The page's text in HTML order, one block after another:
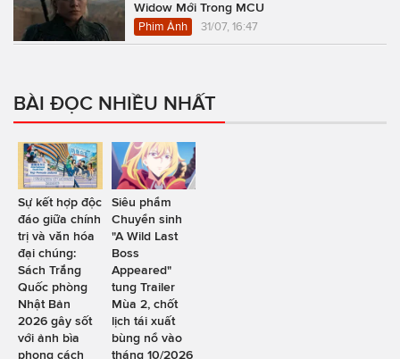
Widow Mới Trong MCU
Phim Ảnh 31/07, 16:47
BÀI ĐỌC NHIỀU NHẤT
Sự kết hợp độc
đáo giữa chính
trị và văn hóa
đại chúng:
Sách Trắng
Quốc phòng
Nhật Bản
2026 gây sốt
với ảnh bìa
phong cách
Siêu phẩm
Chuyển sinh
"A Wild Last
Boss
Appeared"
tung Trailer
Mùa 2, chốt
lịch tái xuất
bùng nổ vào
tháng 10/2026